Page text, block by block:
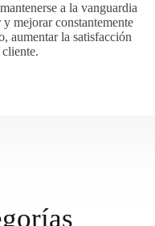
a la vanguardia
mejorar constantemente
aumentar la satisfacción